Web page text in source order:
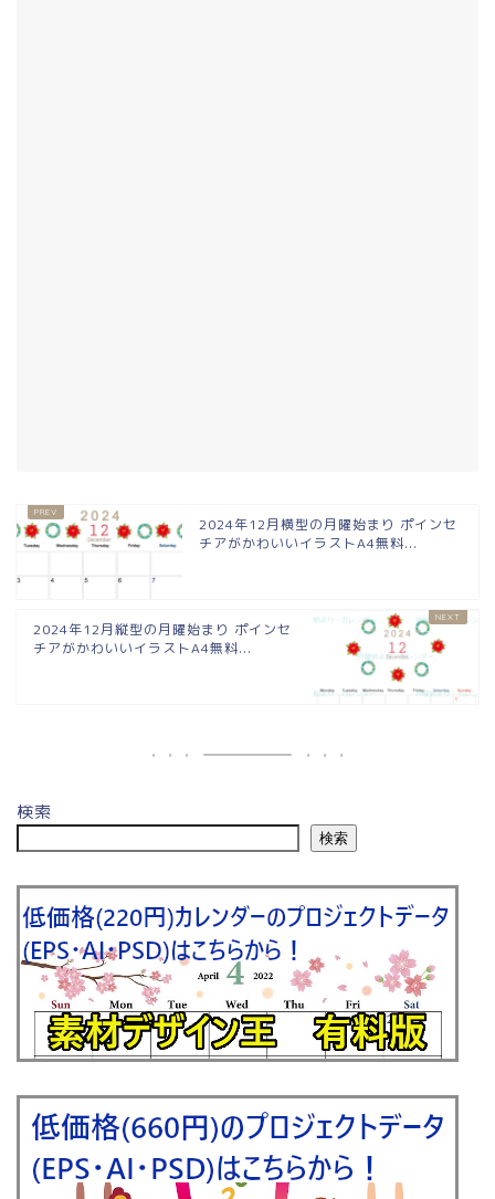
2024年12月横型の月曜始まり ポインセ
チアがかわいいイラストA4無料...
2024年12月縦型の月曜始まり ポインセ
チアがかわいいイラストA4無料...
検索
検索